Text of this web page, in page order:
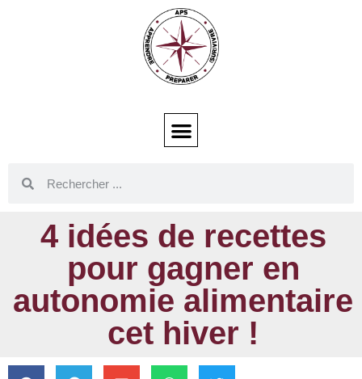
4 idées de recettes
pour gagner en
autonomie alimentaire
cet hiver !